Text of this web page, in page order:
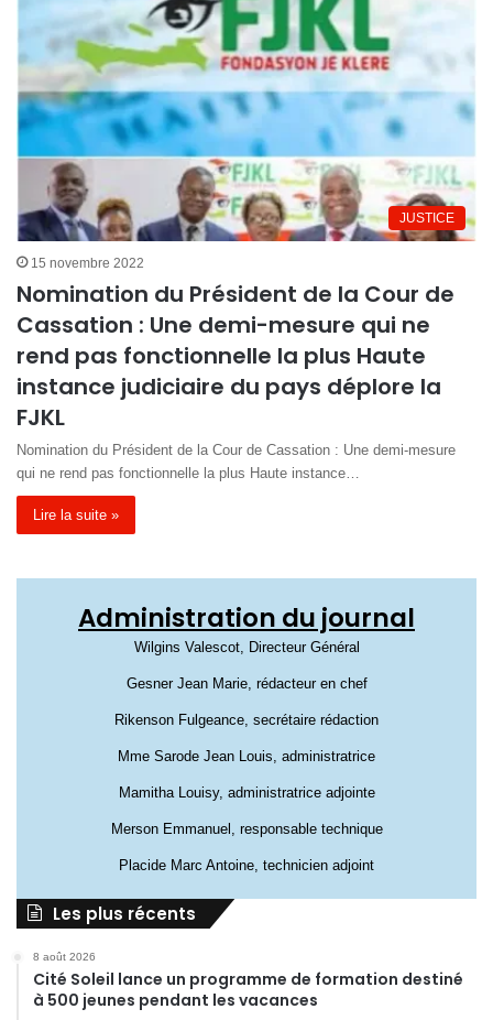
JUSTICE
15 novembre 2022
Nomination du Président de la Cour de
Cassation : Une demi-mesure qui ne
rend pas fonctionnelle la plus Haute
instance judiciaire du pays déplore la
FJKL
Nomination du Président de la Cour de Cassation : Une demi-mesure
qui ne rend pas fonctionnelle la plus Haute instance…
Lire la suite »
Administration du journal
Wilgins Valescot, Directeur Général
Gesner Jean Marie, rédacteur en chef
Rikenson Fulgeance, secrétaire rédaction
Mme Sarode Jean Louis, administratrice
Mamitha Louisy, administratrice adjointe
Merson Emmanuel, responsable technique
Placide Marc Antoine, technicien adjoint
Les plus récents
8 août 2026
Cité Soleil lance un programme de formation destiné
à 500 jeunes pendant les vacances